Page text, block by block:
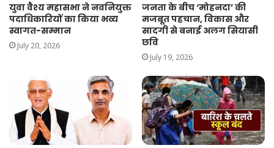
युवा वैश्य महासभा ने नवनियुक्त
पदाधिकारियों का किया भव्य
स्वागत-सम्मान
July 20, 2026
जनता के बीच ‘मोहनदा’ की
मजबूत पहचान, विकास और
सादगी से बनाई अलग सियासी
छवि
July 19, 2026